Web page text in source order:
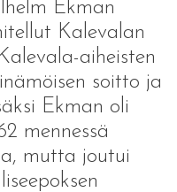
Ekman
Kalevalan
aiheisten
soitto ja
Ekman oli
mennessä
mutta joutui